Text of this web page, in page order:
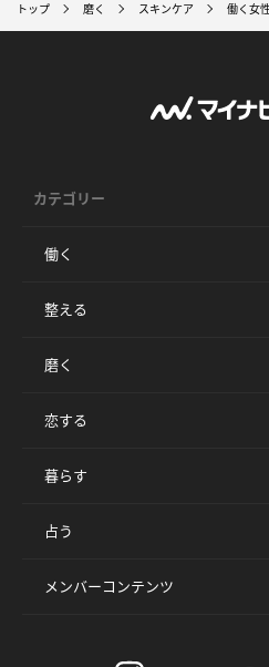
トップ 磨く スキンケア 働く女
カテゴリー
働く
整える
磨く
恋する
暮らす
占う
メンバーコンテンツ